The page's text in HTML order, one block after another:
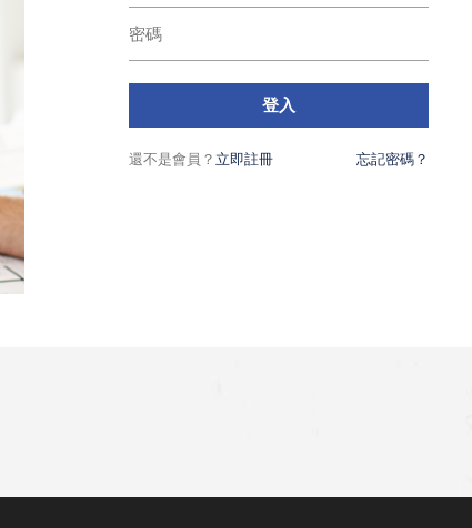
登入
還不是會員？ 立即註冊 忘記密碼？